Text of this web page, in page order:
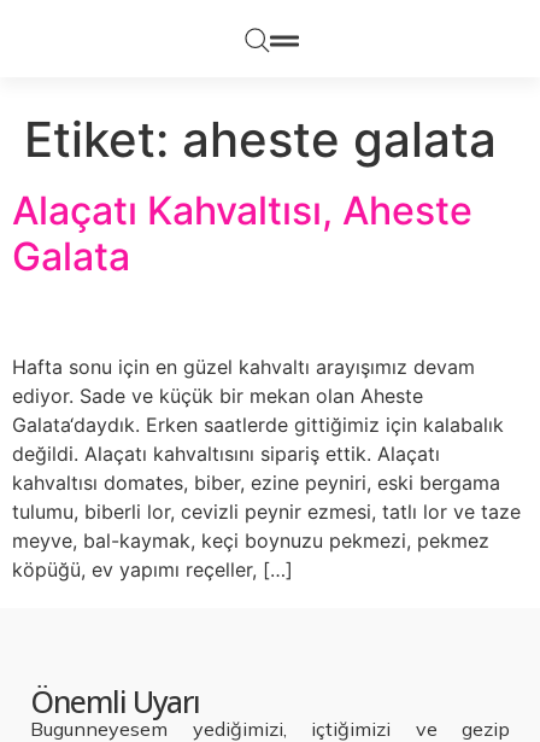
Etiket: aheste galata
Alaçatı Kahvaltısı, Aheste
Galata
Hafta sonu için en güzel kahvaltı arayışımız devam
ediyor. Sade ve küçük bir mekan olan Aheste
Galata‘daydık. Erken saatlerde gittiğimiz için kalabalık
değildi. Alaçatı kahvaltısını sipariş ettik. Alaçatı
kahvaltısı domates, biber, ezine peyniri, eski bergama
tulumu, biberli lor, cevizli peynir ezmesi, tatlı lor ve taze
meyve, bal-kaymak, keçi boynuzu pekmezi, pekmez
köpüğü, ev yapımı reçeller, […]
Önemli Uyarı
Bugunneyesem yediğimizi, içtiğimizi ve gezip